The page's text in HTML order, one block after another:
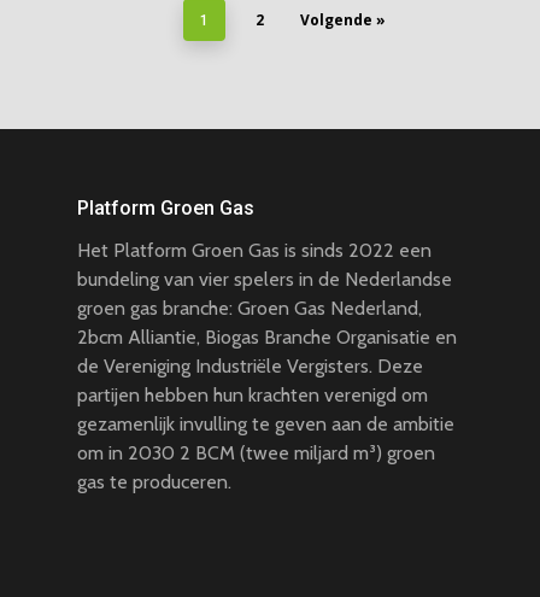
1 2 Volgende »
Platform Groen Gas
Het Platform Groen Gas is sinds 2022 een
bundeling van vier spelers in de Nederlandse
groen gas branche: Groen Gas Nederland,
2bcm Alliantie, Biogas Branche Organisatie en
de Vereniging Industriële Vergisters. Deze
partijen hebben hun krachten verenigd om
gezamenlijk invulling te geven aan de ambitie
om in 2030 2 BCM (twee miljard m³) groen
gas te produceren.